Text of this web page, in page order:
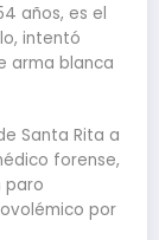
años, es el
intentó
arma blanca
Santa Rita a
forense,
paro
por